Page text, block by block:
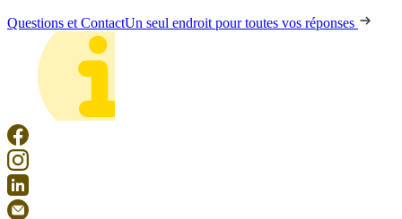
Questions et ContactUn seul endroit pour toutes vos réponses